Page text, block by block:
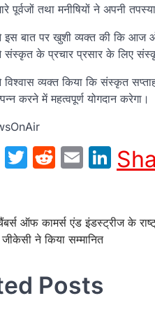
पूर्वजों तथा मनीषियों ने अपनी
इस बात पर खुशी व्‍यक्‍त की कि
संस्‍कृत के प्रचार प्रसार के लिए
विश्‍वास व्‍यक्‍त किया कि संस्‍कृत
करने में महत्‍वपूर्ण योगदान करेगा।
Facebook
Twitter
Reddit
Email
ऑफ कामर्स एंड इंडस्ट्रीज के
ने किया सम्मानित
Posts